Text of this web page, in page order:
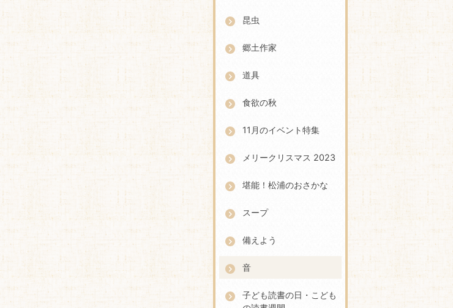
昆虫
郷土作家
道具
食欲の秋
11月のイベント特集
メリークリスマス 2023
堪能！松浦のおさかな
スープ
備えよう
音
子ども読書の日・こども